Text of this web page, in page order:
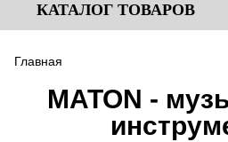
КАТАЛОГ ТОВАРОВ
Главная
MATON -